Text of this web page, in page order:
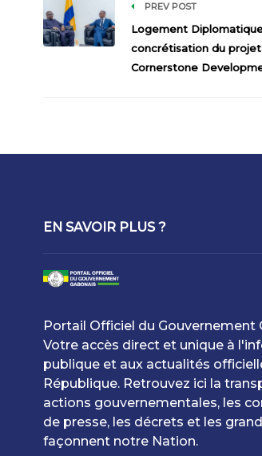
PREV POST
Logement
concrétisation du
Cornerstone
EN SAVOIR PLUS ?
Portail Officiel du Gouvernement
Votre accès direct et unique à
publique et aux actualités
République. Retrouvez ici la
actions gouvernementales, les
de presse, les décrets et les
façonnent notre Nation.